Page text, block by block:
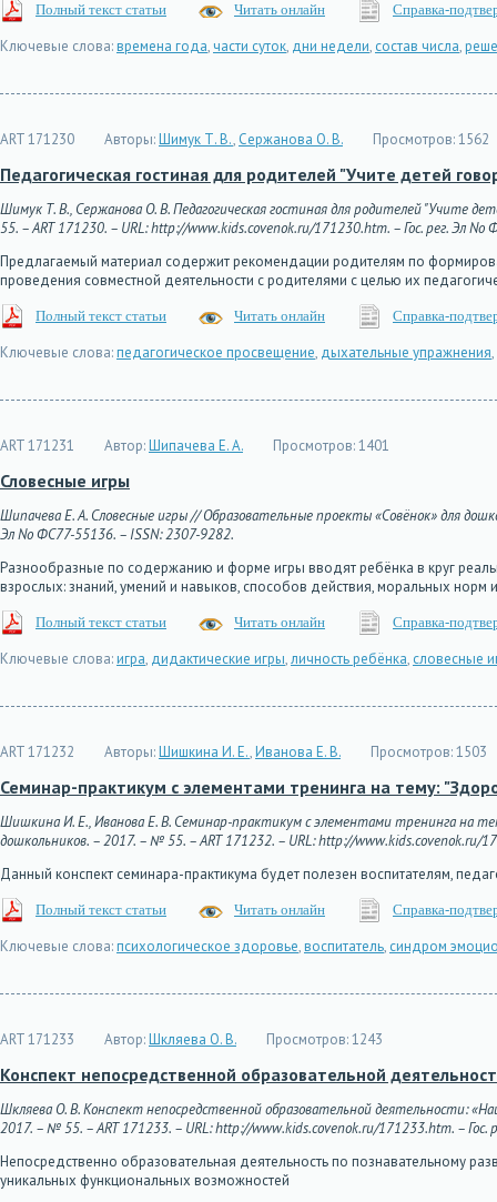
Полный текст статьи Читать онлайн Справка-
Ключевые слова:времена года,части суток, дни недели, состав числа,
ART 171230 Авторы:Шимук Т. В., Сержанова О. В. Просмотров:1562
Педагогическая гостиная для родителей "Учите детей
Шимук Т. В., Сержанова О. В. Педагогическая гостиная для родителей "Учите
55. – ART 171230. – URL: http://www.kids.covenok.ru/171230.htm. – Гос. рег. Эл
Предлагаемый материал содержит рекомендации родителям по
проведения совместной деятельности с родителями с целью их
Полный текст статьи Читать онлайн Справка-
Ключевые слова:педагогическое просвещение, дыхательные упражнения,
ART 171231 Автор:Шипачева Е. А. Просмотров:1401
Словесные игры
Шипачева Е. А. Словесные игры // Образовательные проекты «Совёнок» для
Эл No ФС77-55136. – ISSN: 2307-9282.
Разнообразные по содержанию и форме игры вводят ребёнка в круг
взрослых: знаний, умений и навыков, способов действия, моральных
Полный текст статьи Читать онлайн Справка-
Ключевые слова:игра, дидактические игры,личность ребёнка, словесные
ART 171232 Авторы:Шишкина И. Е.,Иванова Е. В. Просмотров:1503
Семинар-практикум с элементами тренинга на тему:
Шишкина И. Е., Иванова Е. В. Семинар-практикум с элементами тренинга на
дошкольников. – 2017. – № 55. – ART 171232. – URL: http://www.kids.covenok.ru/
Данный конспект семинара-практикума будет полезен воспитателям,
Полный текст статьи Читать онлайн Справка-
Ключевые слова:психологическое здоровье,воспитатель, синдром
ART 171233 Автор:Шкляева О. В. Просмотров:1243
Конспект непосредственной образовательной
Шкляева О. В. Конспект непосредственной образовательной деятельности:
2017. – № 55. – ART 171233. – URL: http://www.kids.covenok.ru/171233.htm. – Гос.
Непосредственно образовательная деятельность по познавательному
уникальных функциональных возможностей